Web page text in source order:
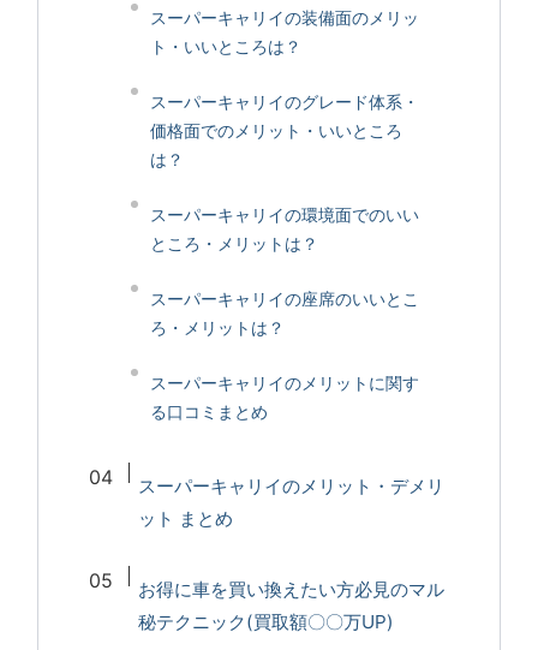
スーパーキャリイの装備面のメリッ
ト・いいところは？
スーパーキャリイのグレード体系・
価格面でのメリット・いいところ
は？
スーパーキャリイの環境面でのいい
ところ・メリットは？
スーパーキャリイの座席のいいとこ
ろ・メリットは？
スーパーキャリイのメリットに関す
る口コミまとめ
スーパーキャリイのメリット・デメリ
ット まとめ
お得に車を買い換えたい方必見のマル
秘テクニック(買取額〇〇万UP)